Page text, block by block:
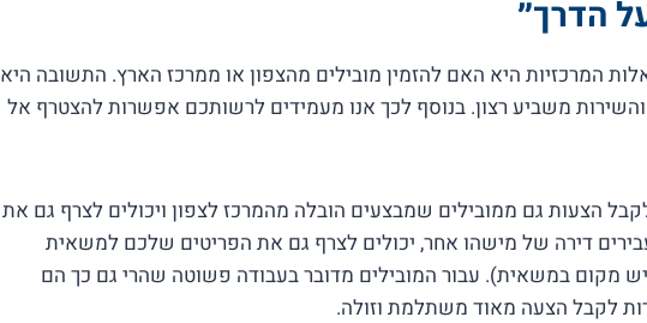
הדרך״
המרכזיות היא האם להזמין מובילים מהצפון או ממרכז הארץ. התשובה היא
משביע רצון. בנוסף לכך אנו מעמידים לרשותכם אפשרות להצטרף אל
הצעות גם ממובילים שמבצעים הובלה מהמרכז לצפון ויכולים לצרף גם את
דירה של מישהו אחר, יכולים לצרף גם את הפריטים שלכם למשאית
יש מקום במשאית). עבור המובילים מדובר בעבודה פשוטה שהרי גם כך הם
לקבל הצעה מאוד משתלמת וזולה.